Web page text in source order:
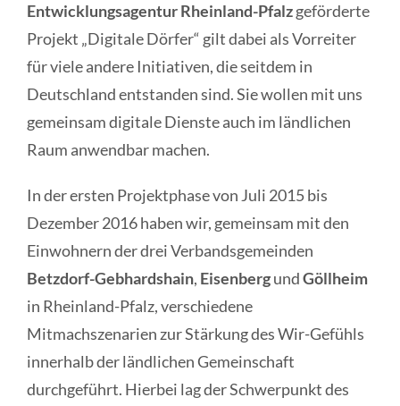
Entwicklungsagentur Rheinland-Pfalzgeförderte
Projekt „Digitale Dörfer“ gilt dabei als Vorreiter
für viele andere Initiativen, die seitdem in
Deutschland entstanden sind. Sie wollen mit uns
gemeinsam digitale Dienste auch im ländlichen
Raum anwendbar machen.
In der ersten Projektphase von Juli 2015 bis
Dezember 2016 haben wir, gemeinsam mit den
Einwohnern der drei Verbandsgemeinden
Betzdorf-Gebhardshain, EisenbergundGöllheim
in Rheinland-Pfalz, verschiedene
Mitmachszenarien zur Stärkung des Wir-Gefühls
innerhalb der ländlichen Gemeinschaft
durchgeführt. Hierbei lag der Schwerpunkt des